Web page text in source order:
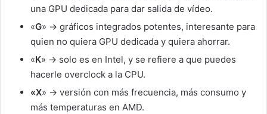
una GPU dedicada para dar salida de vídeo.
«G» -> gráficos integrados potentes, interesante para
quien no quiera GPU dedicada y quiera ahorrar.
«K» -> solo es en Intel, y se refiere a que puedes
hacerle overclock a la CPU.
«X» -> versión con más frecuencia, más consumo y
más temperaturas en AMD.